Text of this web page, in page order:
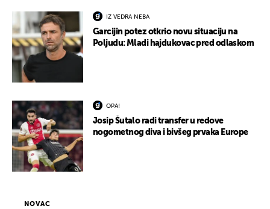
IZ VEDRA NEBA
Garcijin potez otkrio novu situaciju na
Poljudu: Mladi hajdukovac pred odlaskom
OPA!
Josip Šutalo radi transfer u redove
nogometnog diva i bivšeg prvaka Europe
NOVAC